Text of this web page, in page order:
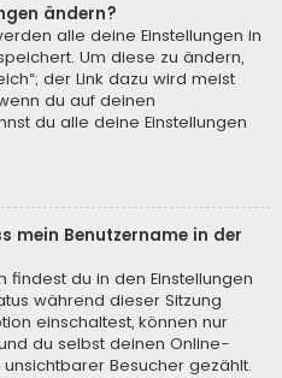
ändern?
alle deine Einstellungen in
Um diese zu ändern,
der Link dazu wird meist
du auf deinen
du alle deine Einstellungen
mein Benutzername in der
du in den Einstellungen
während dieser Sitzung
einschaltest, können nur
du selbst deinen Online-
Besucher gezählt.